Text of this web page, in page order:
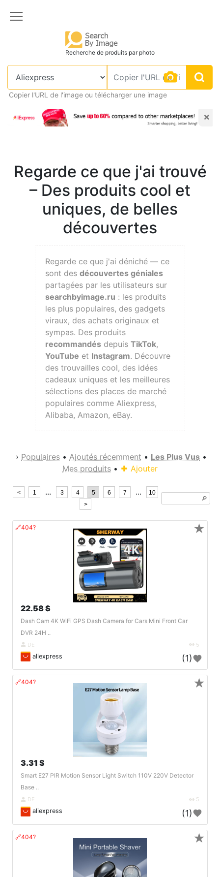
Recherche de produits par photo
Copier l'URL de l'image ou télécharger une image
×
Regarde ce que j'ai trouvé
– Des produits cool et
uniques, de belles
découvertes
Regarde ce que j'ai déniché — ce
sont des découvertes géniales
partagées par les utilisateurs sur
searchbyimage.ru : les produits
les plus populaires, des gadgets
viraux, des achats originaux et
sympas. Des produits
recommandés depuis TikTok,
YouTube et Instagram. Découvre
des trouvailles cool, des idées
cadeaux uniques et les meilleures
sélections des places de marché
populaires comme Aliexpress,
Alibaba, Amazon, eBay.
› Populaires • Ajoutés récemment • Les Plus Vus •
Mes produits • Ajouter
< 1 ... 3 4 5 6 7 ...
10
>
🔎︎
🔗404?
22.58 $
Dash Cam 4K WiFi GPS Dash Camera for Cars Mini Front Car
DVR 24H ..
DE 5
aliexpress (1)
★
🔗404?
3.31 $
Smart E27 PIR Motion Sensor Light Switch 110V 220V Detector
Base ..
DE 5
aliexpress (1)
★
🔗404? ★